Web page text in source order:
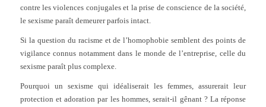
contre les violences conjugales et la prise de conscience de la société,
le sexisme paraît demeurer parfois intact.
Si la question du racisme et de l’homophobie semblent des points de
vigilance connus notamment dans le monde de l’entreprise, celle du
sexisme paraît plus complexe.
Pourquoi un sexisme qui idéaliserait les femmes, assurerait leur
protection et adoration par les hommes, serait-il gênant ? La réponse